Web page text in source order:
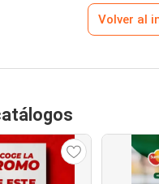
Volver al